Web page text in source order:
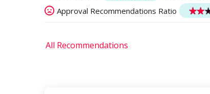
Approval Recommendations Ratio
All Recommendations